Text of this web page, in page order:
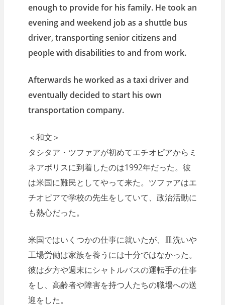
enough to provide for his family. He took an
evening and weekend job as a shuttle bus
driver, transporting senior citizens and
people with disabilities to and from work.
Afterwards he worked as a taxi driver and
eventually decided to start his own
transportation company.
＜和文＞
タシタア・ツファアが初めてエチオピアからミ
ネアポリスに到着したのは1992年だった。彼
は米国に難民としてやって来た。ツファアはエ
チオピアで学校の先生をしていて、政治活動に
も熱心だった。
米国ではいくつかの仕事に就いたが、皿洗いや
工場労働は家族を養うには十分ではなかった。
彼は夕方や週末にシャトルバスの運転手の仕事
をし、高齢者や障害を持つ人たちの職場への送
迎をした。